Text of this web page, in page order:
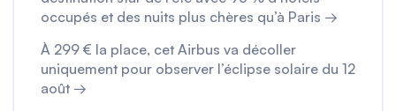
occupés et des nuits plus chères qu’à Paris →
À 299 € la place, cet Airbus va décoller
uniquement pour observer l’éclipse solaire du 12
août →